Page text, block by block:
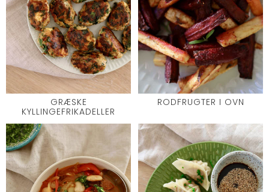
GRÆSKE
KYLLINGEFRIKADELLER
RODFRUGTER I OVN